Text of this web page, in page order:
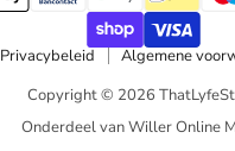
Privacybeleid
Algemene
Copyright © 2026
Onderdeel van Willer Online